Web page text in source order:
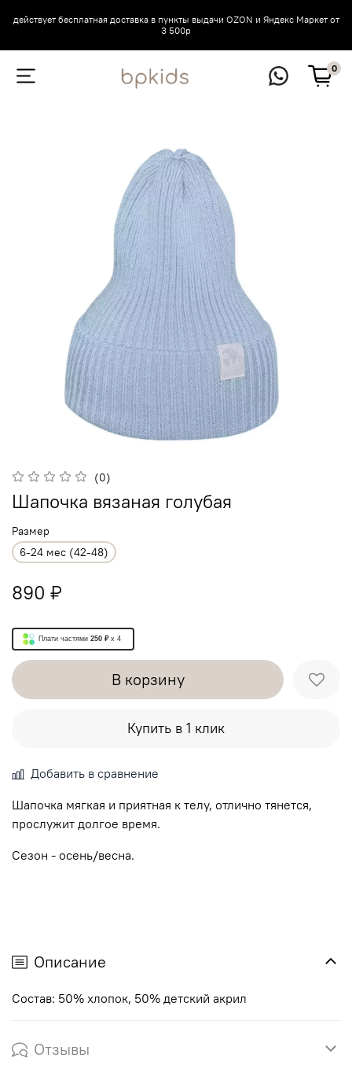
действует бесплатная доставка в пункты выдачи OZON и Яндекс Маркет от
3 500р
0
(0)
Шапочка вязаная голубая
Размер
6-24 мес (42-48)
890 ₽
Плати частями 250 ₽ x 4
В корзину
Купить в 1 клик
Добавить в сравнение
Шапочка мягкая и приятная к телу, отлично тянется,
прослужит долгое время.
Сезон - осень/весна.
Описание
Cостав: 50% хлопок, 50% детский акрил
Отзывы